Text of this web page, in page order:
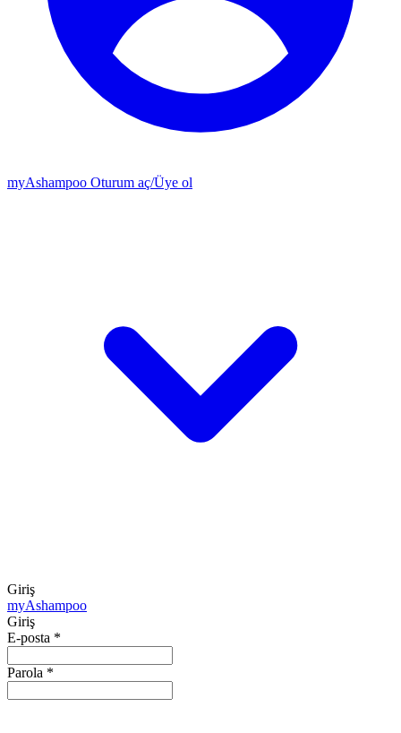
myAshampoo Oturum aç/Üye ol
Giriş
myAshampoo
Giriş
E-posta *
Parola *